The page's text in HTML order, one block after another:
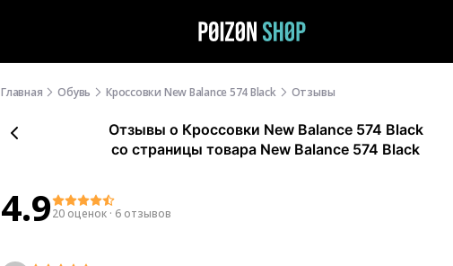
Главная Обувь Кроссовки New Balance 574 Black Отзывы
Отзывы о Кроссовки New Balance 574 Black
со страницы товара New Balance 574 Black
4.920 оценок · 6 отзывов